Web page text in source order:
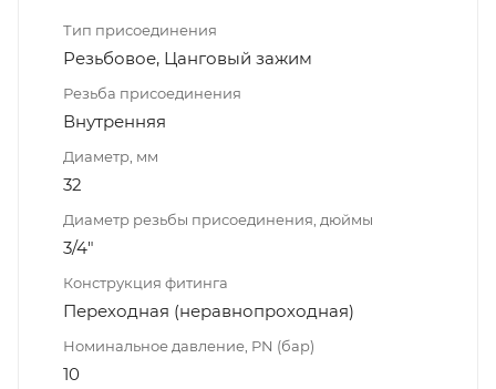
Тип присоединения
Резьбовое, Цанговый зажим
Резьба присоединения
Внутренняя
Диаметр, мм
32
Диаметр резьбы присоединения, дюймы
3/4"
Конструкция фитинга
Переходная (неравнопроходная)
Номинальное давление, PN (бар)
10